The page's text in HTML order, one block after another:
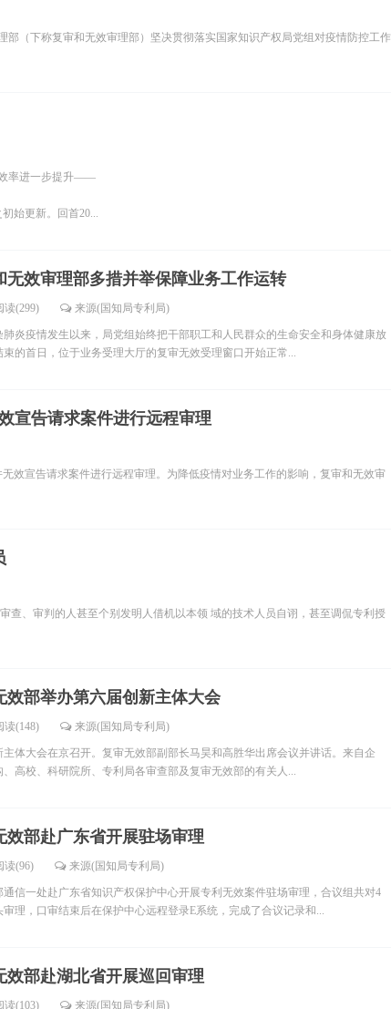
（下称复审和无效审理部）坚决贯彻落实国家知识产权局党组对疫情防控工作
率进一步提升——
更新。回首20...
无效审理部多措并举保障业务工作运转
读(299) 来源(国知局专利局)
疫情发生以来，局党组始终把干部职工和人民群众的生命安全和身体健康放
的首日，位于业务受理大厅的复审无效受理窗口开始正常...
宣告请求案件进行远程审理
宣告请求案件进行远程审理。为降低疫情对业务工作的影响，复审和无效审
、审判的人甚至个别发明人借机以本领 域的技术人员自诩，甚至调侃专利授
效部举办第六届创新主体大会
读(148) 来源(国知局专利局)
大会在京召开。复审无效部副部长马昊和高胜华出席会议并讲话。来自企
高校、科研院所、专利局各审查部及复审无效部的有关人...
效部赴广东省开展驻场审理
读(96) 来源(国知局专利局)
一处赴广东省知识产权保护中心开展专利无效案件驻场审理，合议组共对4
理，口审结束后在保护中心远程登录E系统，完成了合议记录和...
效部赴湖北省开展巡回审理
读(103) 来源(国知局专利局)